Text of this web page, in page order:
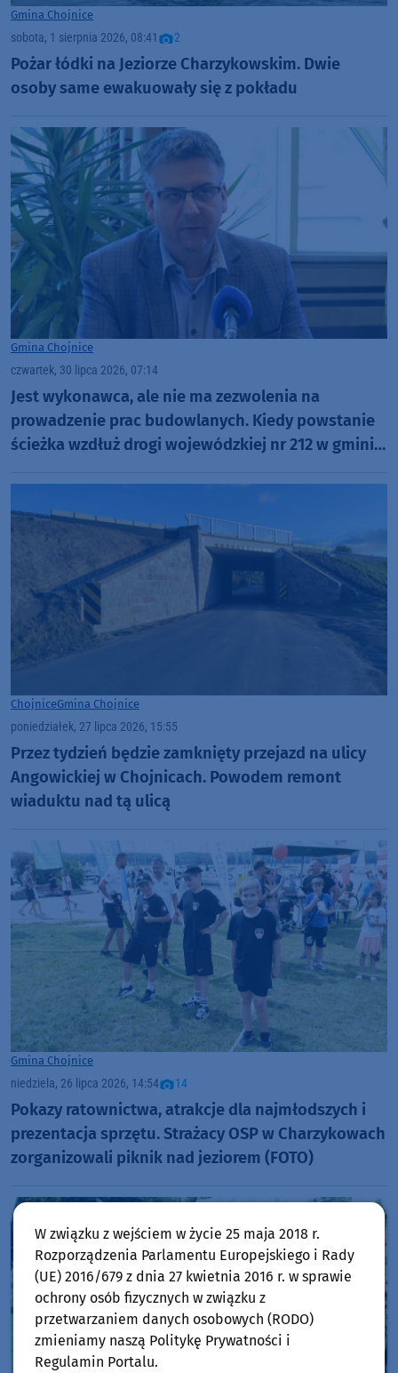
Gmina Chojnice
sobota, 1 sierpnia 2026, 08:41 2
Pożar łódki na Jeziorze Charzykowskim. Dwie
osoby same ewakuowały się z pokładu
Gmina Chojnice
czwartek, 30 lipca 2026, 07:14
Jest wykonawca, ale nie ma zezwolenia na
prowadzenie prac budowlanych. Kiedy powstanie
ścieżka wzdłuż drogi wojewódzkiej nr 212 w gminie
ChojniceGmina Chojnice
poniedziałek, 27 lipca 2026, 15:55
Przez tydzień będzie zamknięty przejazd na ulicy
Angowickiej w Chojnicach. Powodem remont
wiaduktu nad tą ulicą
Gmina Chojnice
niedziela, 26 lipca 2026, 14:54 14
Pokazy ratownictwa, atrakcje dla najmłodszych i
prezentacja sprzętu. Strażacy OSP w Charzykowach
zorganizowali piknik nad jeziorem (FOTO)
W związku z wejściem w życie 25 maja 2018 r.
Rozporządzenia Parlamentu Europejskiego i Rady
(UE) 2016/679 z dnia 27 kwietnia 2016 r. w sprawie
ochrony osób fizycznych w związku z
przetwarzaniem danych osobowych (RODO)
zmieniamy naszą Politykę Prywatności i
Regulamin Portalu.